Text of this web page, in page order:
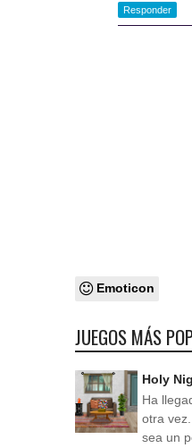
Responder
Emoticon
JUEGOS MÁS
Holy
Ha
otra
sea un